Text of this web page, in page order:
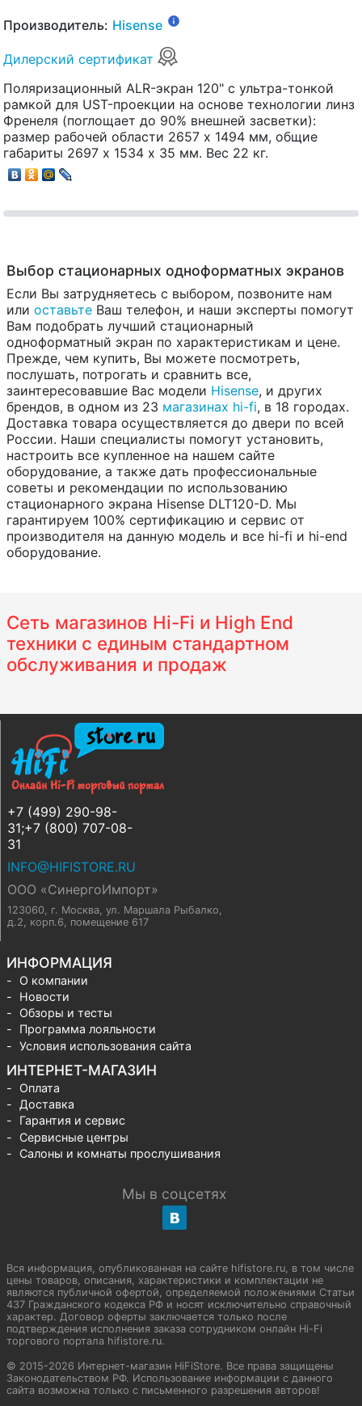
Производитель: Hisense
Дилерский сертификат
Поляризационный ALR-экран 120" с ультра-тонкой
рамкой для UST-проекции на основе технологии линз
Френеля (поглощает до 90% внешней засветки):
размер рабочей области 2657 х 1494 мм, общие
габариты 2697 х 1534 х 35 мм. Вес 22 кг.
Выбор стационарных одноформатных экранов
Если Вы затрудняетесь с выбором, позвоните нам
или оставьте Ваш телефон, и наши эксперты помогут
Вам подобрать лучший стационарный
одноформатный экран по характеристикам и цене.
Прежде, чем купить, Вы можете посмотреть,
послушать, потрогать и сравнить все,
заинтересовавшие Вас модели Hisense, и других
брендов, в одном из 23 магазинах hi-fi, в 18 городах.
Доставка товара осуществляется до двери по всей
России. Наши специалисты помогут установить,
настроить все купленное на нашем сайте
оборудование, а также дать профессиональные
советы и рекомендации по использованию
стационарного экрана Hisense DLT120-D. Мы
гарантируем 100% сертификацию и сервис от
производителя на данную модель и все hi-fi и hi-end
оборудование.
Сеть магазинов Hi-Fi и High End
техники с единым стандартном
обслуживания и продаж
+7 (499) 290-98-
31;+7 (800) 707-08-
31
INFO@HIFISTORE.RU
ООО «СинергоИмпорт»
123060, г. Москва ул. Маршала Рыбалко,
д.2, корп.6, помещение 617
ИНФОРМАЦИЯ
О компании
Новости
Обзоры и тесты
Программа лояльности
Условия использования сайта
ИНТЕРНЕТ-МАГАЗИН
Оплата
Доставка
Гарантия и сервис
Сервисные центры
Салоны и комнаты прослушивания
Мы в соцсетях
Вся информация, опубликованная на сайте hifistore.ru, в том числе
цены товаров, описания, характеристики и комплектации не
являются публичной офертой, определяемой положениями Статьи
437 Гражданского кодекса РФ и носят исключительно справочный
характер. Договор оферты заключается только после
подтверждения исполнения заказа сотрудником онлайн Hi-Fi
торгового портала hifistore.ru.
© 2015-2026 Интернет-магазин HiFiStore. Все права защищены
Законодательством РФ. Использование информации с данного
сайта возможна только с письменного разрешения авторов!